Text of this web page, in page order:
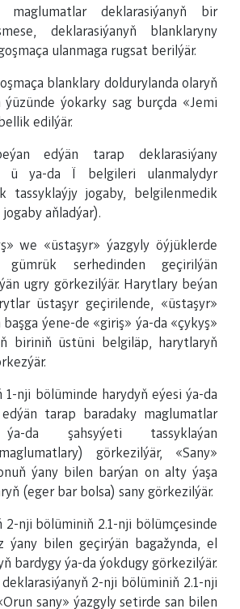
maglumatlar deklarasiýanyň bir
deklarasiýanyň blanklaryny
ulanmaga rugsat berilýär.
blanklary doldurylanda olaryň
ýüzünde ýokarky sag burçda «Jemi
edilýär.
edýän tarap deklarasiýany
ü ya-da Ï belgileri ulanmalydyr
tassyklaýjy jogaby, belgilenmedik
aňladýar).
we «üstaşyr» ýazgyly öýjüklerde
gümrük serhedinden geçirilýän
ugry görkezilýär. Harytlary beýan
üstaşyr geçirilende, «üstaşyr»
ýene-de «giriş» ýa-da «çykyş»
biriniň üstüni belgiläp, harytlaryň
1-nji bölüminde harydyň eýesi ýa-da
tarap baradaky maglumatlar
ýa-da şahsyýeti tassyklaýan
görkezilýär, «Sany»
ýany bilen barýan on alty ýaşa
(eger bar bolsa) sany görkezilýär.
2-nji bölüminiň 2.1-nji bölümçesinde
ýany bilen geçirýän bagažynda, el
bardygy ýa-da ýokdugy görkezilýär.
2-nji bölüminiň 2.1-nji
sany» ýazgyly setirde san bilen